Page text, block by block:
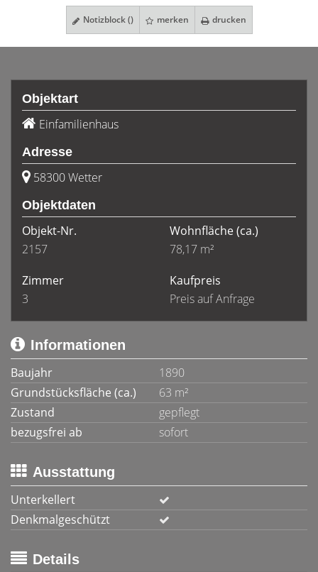
Notizblock () merken drucken
Objektart
Einfamilienhaus
Adresse
58300 Wetter
Objektdaten
Objekt-Nr.
2157
Wohnfläche(ca.)
78,17 m²
Zimmer
3
Kaufpreis
Preis auf Anfrage
Informationen
Baujahr
1890
Grundstücksfläche (ca.)
63 m²
Zustand
gepflegt
bezugsfrei ab
sofort
Ausstattung
Unterkellert
Denkmalgeschützt
Details